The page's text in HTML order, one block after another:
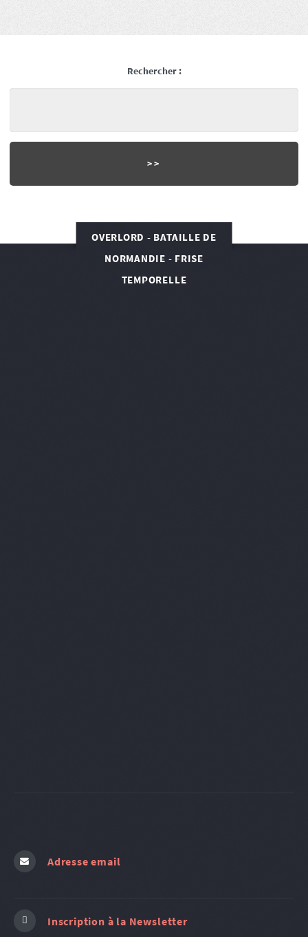
Rechercher :
OVERLORD - BATAILLE DE
NORMANDIE - FRISE
TEMPORELLE
Adresse email
Inscription à la Newsletter